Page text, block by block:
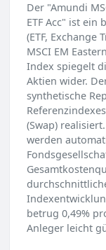
Der "Amundi
ETF Acc" ist
(ETF, Exchange
MSCI EM
Index spiegelt
Aktien wider.
synthetische
(Swap)
werden
betrug 0,49%
Anleger leicht